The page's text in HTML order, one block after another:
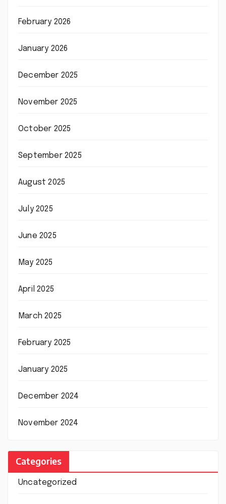
February 2026
January 2026
December 2025
November 2025
October 2025
September 2025
August 2025
July 2025
June 2025
May 2025
April 2025
March 2025
February 2025
January 2025
December 2024
November 2024
Categories
Uncategorized